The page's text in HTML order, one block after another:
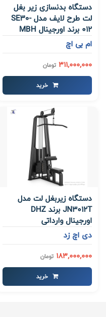
دستگاه بدنسازی زیر بغل
لت طرح لایف مدل SE30-
012 برند اورجینال MBH
ام بی اچ
311,000,000 تومان
خرید
دستگاه زیربغل لت مدل
JN3012T برند DHZ
اورجینال وارداتی
دی اچ زد
183,000,000 تومان
خرید